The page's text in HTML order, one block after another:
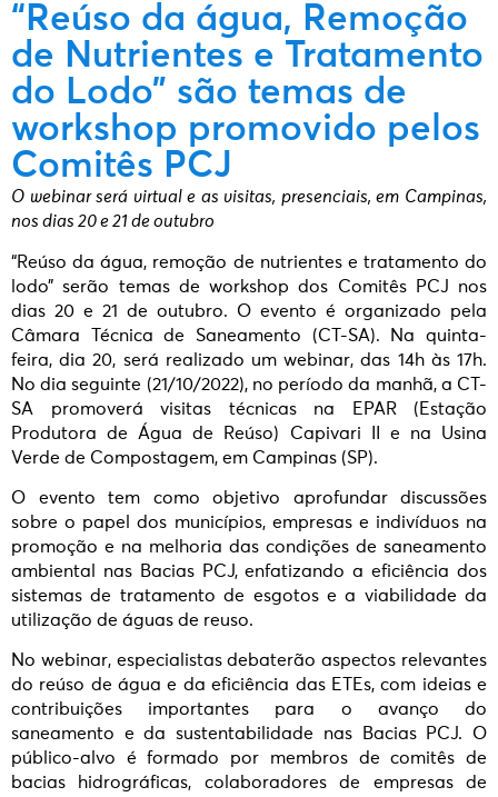
“Reúso da água, Remoção
de Nutrientes e Tratamento
do Lodo” são temas de
workshop promovido pelos
Comitês PCJ
O webinar será virtual e as visitas, presenciais, em Campinas,
nos dias 20 e 21 de outubro
“Reúso da água, remoção de nutrientes e tratamento do
lodo” serão temas de workshop dos Comitês PCJ nos
dias 20 e 21 de outubro. O evento é organizado pela
Câmara Técnica de Saneamento (CT-SA). Na quinta-
feira, dia 20, será realizado um webinar, das 14h às 17h.
No dia seguinte (21/10/2022), no período da manhã, a CT-
SA promoverá visitas técnicas na EPAR (Estação
Produtora de Água de Reúso) Capivari II e na Usina
Verde de Compostagem, em Campinas (SP).
O evento tem como objetivo aprofundar discussões
sobre o papel dos municípios, empresas e indivíduos na
promoção e na melhoria das condições de saneamento
ambiental nas Bacias PCJ, enfatizando a eficiência dos
sistemas de tratamento de esgotos e a viabilidade da
utilização de águas de reuso.
No webinar, especialistas debaterão aspectos relevantes
do reúso de água e da eficiência das ETEs, com ideias e
contribuições importantes para o avanço do
saneamento e da sustentabilidade nas Bacias PCJ. O
público-alvo é formado por membros de comitês de
bacias hidrográficas, colaboradores de empresas de